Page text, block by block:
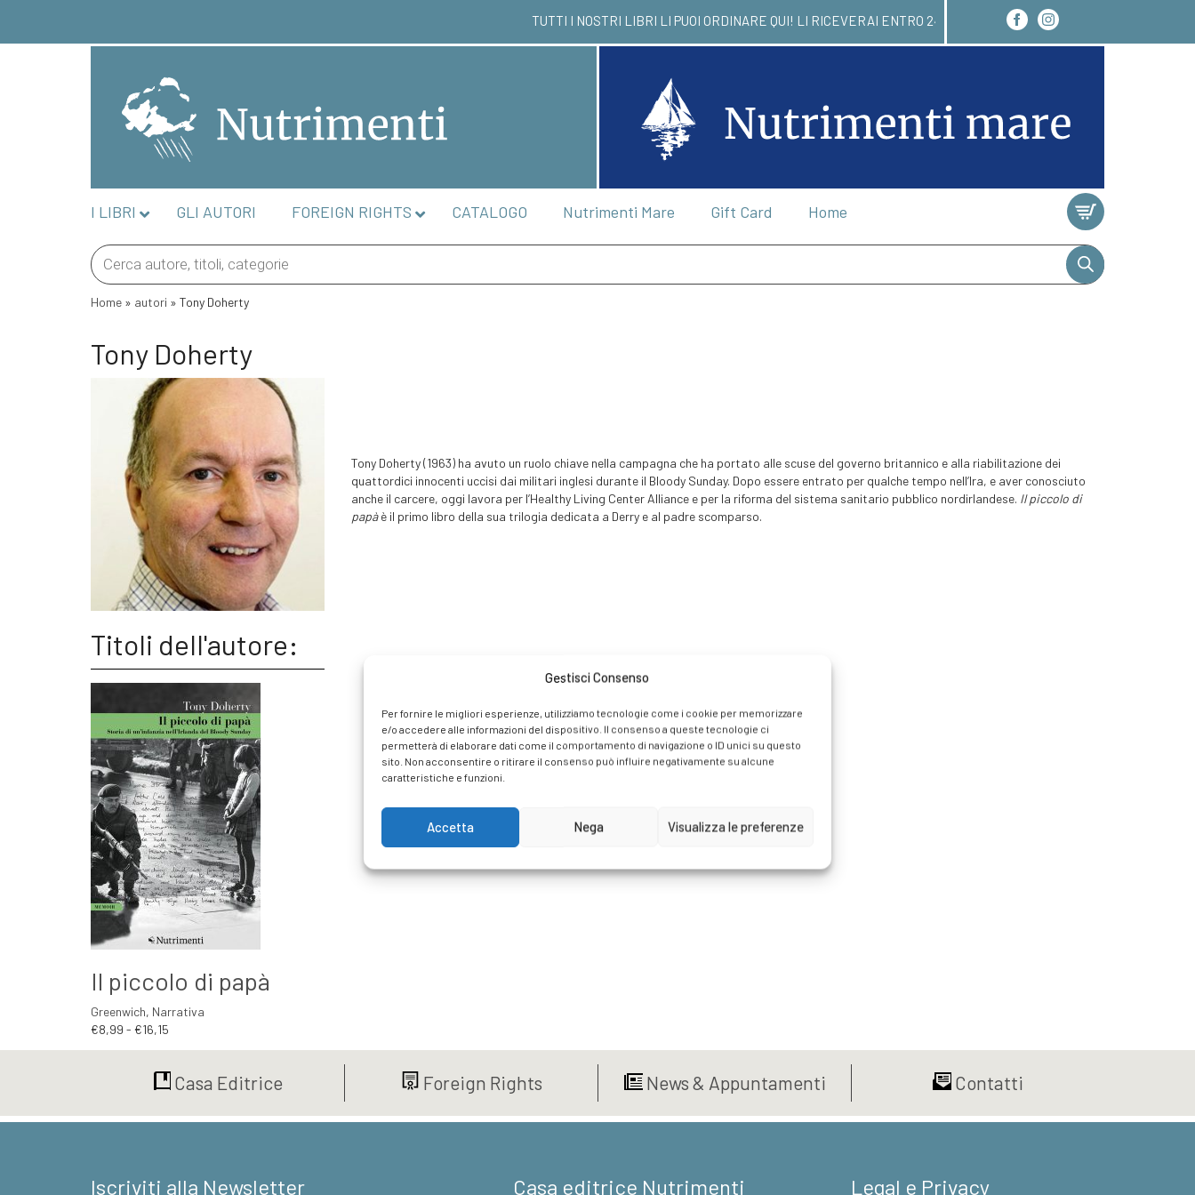
Gestisci Consenso
Per fornire le migliori esperienze, utilizziamo tecnologie come i cookie per memorizzare
e/o accedere alle informazioni del dispositivo. Il consenso a queste tecnologie ci
permetterà di elaborare dati come il comportamento di navigazione o ID unici su questo
sito. Non acconsentire o ritirare il consenso può influire negativamente su alcune
caratteristiche e funzioni.
Accetta Nega Visualizza le preferenze
TUTTI I NOSTRI LIBRI LI PUOI ORDINARE QUI! LI RICEVERAI ENTRO 24/48 ORE.
I LIBRI GLI AUTORI FOREIGN RIGHTS CATALOGO Nutrimenti Mare Gift Card Home
Products
search
Home » autori » Tony Doherty
Tony Doherty
Tony Doherty (1963) ha avuto un ruolo chiave nella campagna che ha portato alle scuse del governo britannico e alla riabilitazione dei
quattordici innocenti uccisi dai militari inglesi durante il Bloody Sunday. Dopo essere entrato per qualche tempo nell’Ira, e aver conosciuto
anche il carcere, oggi lavora per l’Healthy Living Center Alliance e per la riforma del sistema sanitario pubblico nordirlandese. Il piccolo di
papàè il primo libro della sua trilogia dedicata a Derry e al padre scomparso.
Titoli dell'autore:
Il piccolo di papà
Greenwich, Narrativa
€8,99 - €16,15
da
a
Casa Editrice Foreign Rights News & Appuntamenti Contatti
Iscriviti alla Newsletter Casa editrice Nutrimenti Legal e Privacy